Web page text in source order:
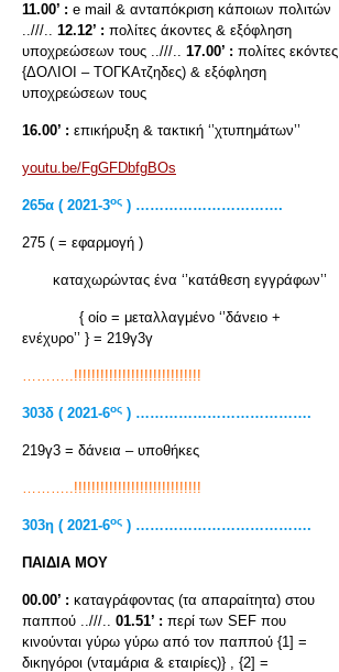
11.00’ : e mail & ανταπόκριση κάποιων πολιτών
..///.. 12.12’ : πολίτες άκοντες & εξόφληση
υποχρεώσεων τους ..///.. 17.00’ : πολίτες εκόντες
{ΔΟΛΙΟΙ – ΤΟΓΚΑτζηδες) & εξόφληση
υποχρεώσεων τους
16.00’ : επικήρυξη & τακτική ‘’χτυπημάτων’’
youtu.be/FgGFDbfgBOs
265α ( 2021-3ος ) ………………………….
275 ( = εφαρμογή )
καταχωρώντας ένα ‘’κατάθεση εγγράφων’’
{ οίο = μεταλλαγμένο ‘’δάνειο +
ενέχυρο’’ } = 219γ3γ
………..!!!!!!!!!!!!!!!!!!!!!!!!!!!!!
303δ ( 2021-6ος ) ……………………………….
219γ3 = δάνεια – υποθήκες
………..!!!!!!!!!!!!!!!!!!!!!!!!!!!!!
303η ( 2021-6ος ) ……………………………….
ΠΑΙΔΙΑ ΜΟΥ
00.00’ : καταγράφοντας (τα απαραίτητα) στου
παππού ..///.. 01.51’ : περί των SEF που
κινούνται γύρω γύρω από τον παππού {1] =
δικηγόροι (νταμάρια & εταιρίες)} , {2] =